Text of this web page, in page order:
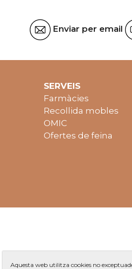
Enviar per email
SERVEIS
Farmàcies
Recollida mobles
OMIC
Ofertes de feina
Aquesta web utilitza cookies no